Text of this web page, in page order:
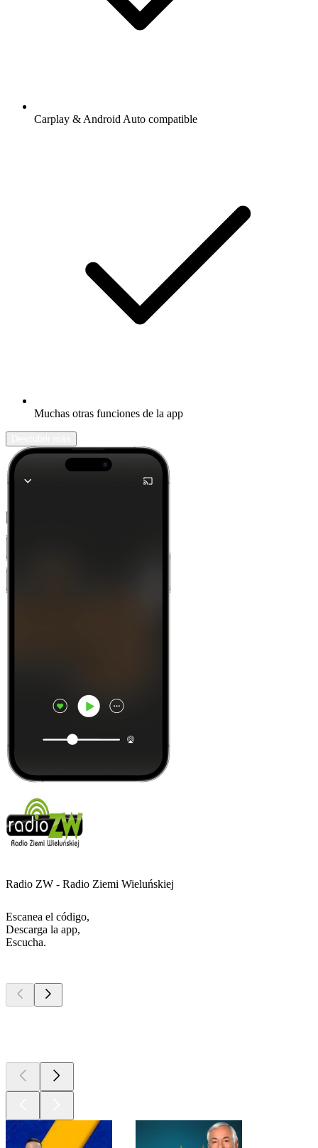
Carplay & Android Auto compatible
Muchas otras funciones de la app
Radio ZW - Radio Ziemi Wieluńskiej
Escanea el código,
Descarga la app,
Escucha.